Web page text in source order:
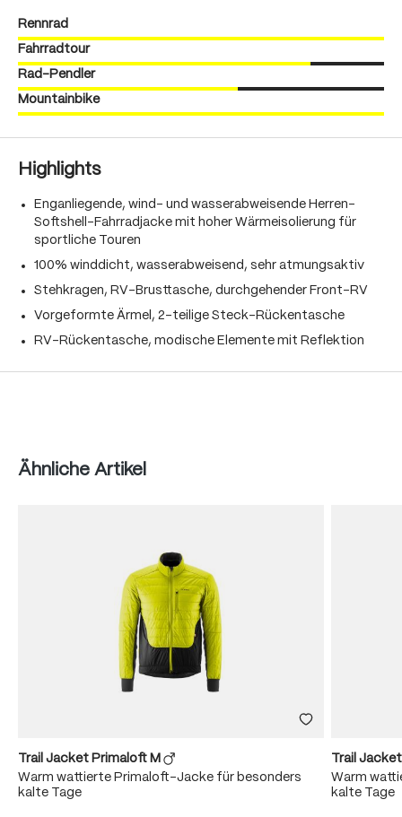
Rennrad
Fahrradtour
Rad-Pendler
Mountainbike
Highlights
Enganliegende, wind- und wasserabweisende Herren-
Softshell-Fahrradjacke mit hoher Wärmeisolierung für
sportliche Touren
100% winddicht, wasserabweisend, sehr atmungsaktiv
Stehkragen, RV-Brusttasche, durchgehender Front-RV
Vorgeformte Ärmel, 2-teilige Steck-Rückentasche
RV-Rückentasche, modische Elemente mit Reflektion
Produktgalerie überspringen
Ähnliche Artikel
Trail Jacket Primaloft M
Warm wattierte Primaloft-Jacke für besonders
kalte Tage
Trail
Warm
kalte Tage